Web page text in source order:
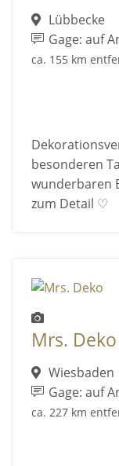
Lübbecke
Gage: auf
ca. 155 km
besonderen
wunderbaren
zum Detail ♡
Mrs. Deko
Wiesbaden
Gage: auf
ca. 227 km